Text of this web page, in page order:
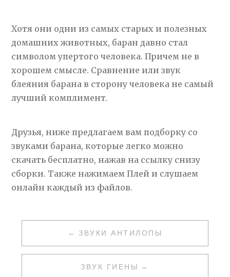
Хотя они одни из самых старых и полезных
домашних животных, баран давно стал
символом упертого человека. Причем не в
хорошем смысле. Сравнение или звук
блеяния барана в сторону человека не самый
лучший комплимент.
Друзья, ниже предлагаем вам подборку со
звуками барана, которые легко можно
скачать бесплатно, нажав на ссылку снизу
сборки. Также нажимаем Плей и слушаем
онлайн каждый из файлов.
НАВИГАЦИЯ
ПО
ЗВУКИ АНТИЛОПЫ
ЗВУК ГИЕНЫ